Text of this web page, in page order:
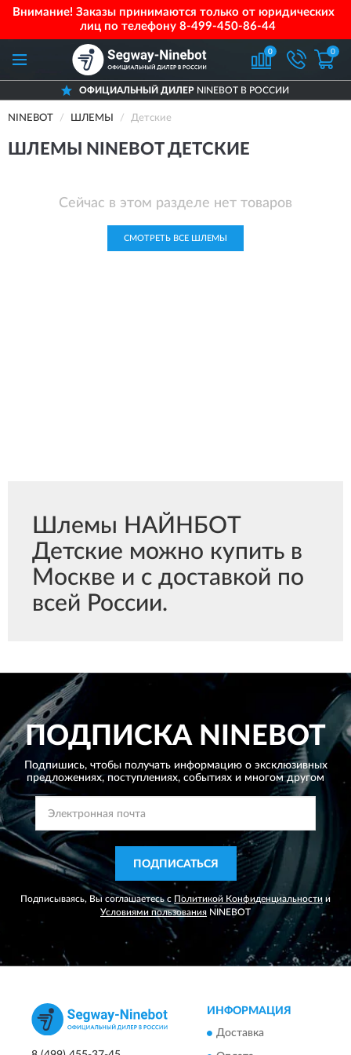
Внимание! Заказы принимаются только от юридических
лиц по телефону 8-499-450-86-44
0 0
ОФИЦИАЛЬНЫЙ ДИЛЕРNINEBOT В РОССИИ
NINEBOT ШЛЕМЫ Детские
ШЛЕМЫ NINEBOT ДЕТСКИЕ
Сейчас в этом разделе нет товаров
СМОТРЕТЬ ВСЕ ШЛЕМЫ
Шлемы НАЙНБОТ
Детские можно купить в
Москве и с доставкой по
всей России.
ПОДПИСКА NINEBOT
Подпишись, чтобы получать информацию о эксклюзивных
предложениях, поступлениях, событиях и многом другом
ПОДПИСАТЬСЯ
Подписываясь, Вы соглашаетесь с Политикой Конфиденциальности и
Условиями пользования NINEBOT
ИНФОРМАЦИЯ
Доставка